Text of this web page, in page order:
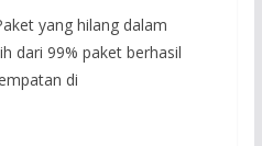
yang hilang dalam
dari 99% paket berhasil
di